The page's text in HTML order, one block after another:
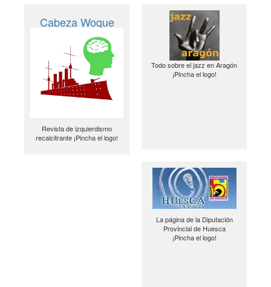
Cabeza Woque
Revista de izquierdismo
recalcitrante ¡Pincha el logo!
Todo sobre el jazz en Aragón
¡Pincha el logo!
La página de la Diputación
Provincial de Huesca
¡Pincha el logo!